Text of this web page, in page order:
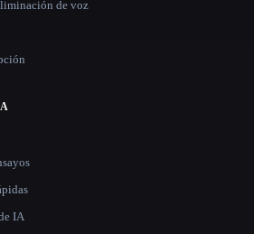
de voz
IA